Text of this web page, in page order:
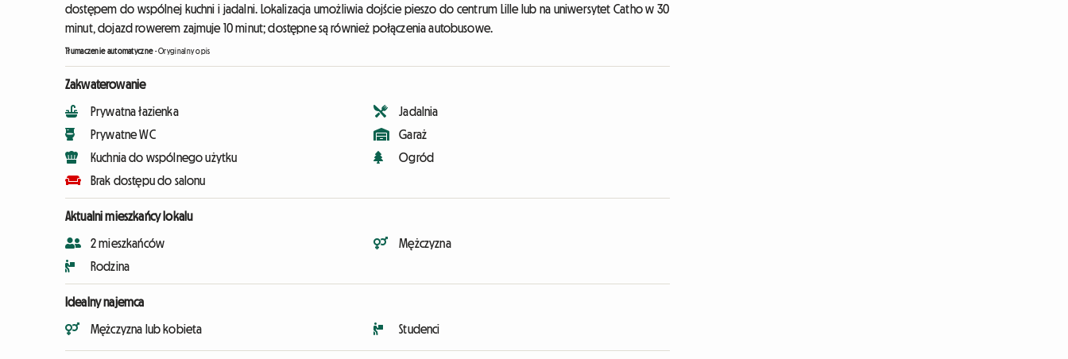
dostępem do wspólnej kuchni i jadalni. Lokalizacja umożliwia dojście pieszo do centrum Lille lub na uniwersytet Catho w 30
minut, dojazd rowerem zajmuje 10 minut; dostępne są również połączenia autobusowe.
Tłumaczenie automatyczne-Oryginalny opis
Zakwaterowanie
Prywatna łazienka
Prywatne WC
Kuchnia do wspólnego użytku
Brak dostępu do salonu
Jadalnia
Garaż
Ogród
Aktualni mieszkańcy lokalu
2 mieszkańców
Rodzina
Mężczyzna
Idealny najemca
Mężczyzna lub kobieta Studenci